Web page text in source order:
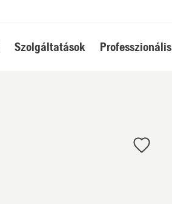
Szolgáltatások Professzionális